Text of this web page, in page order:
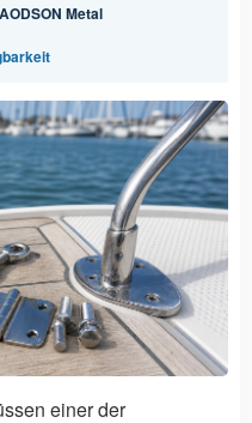
AODSON Metal
einer der